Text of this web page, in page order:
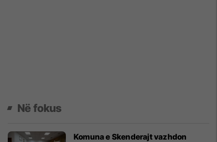
Në fokus
Komuna e Skenderajt vazhdon